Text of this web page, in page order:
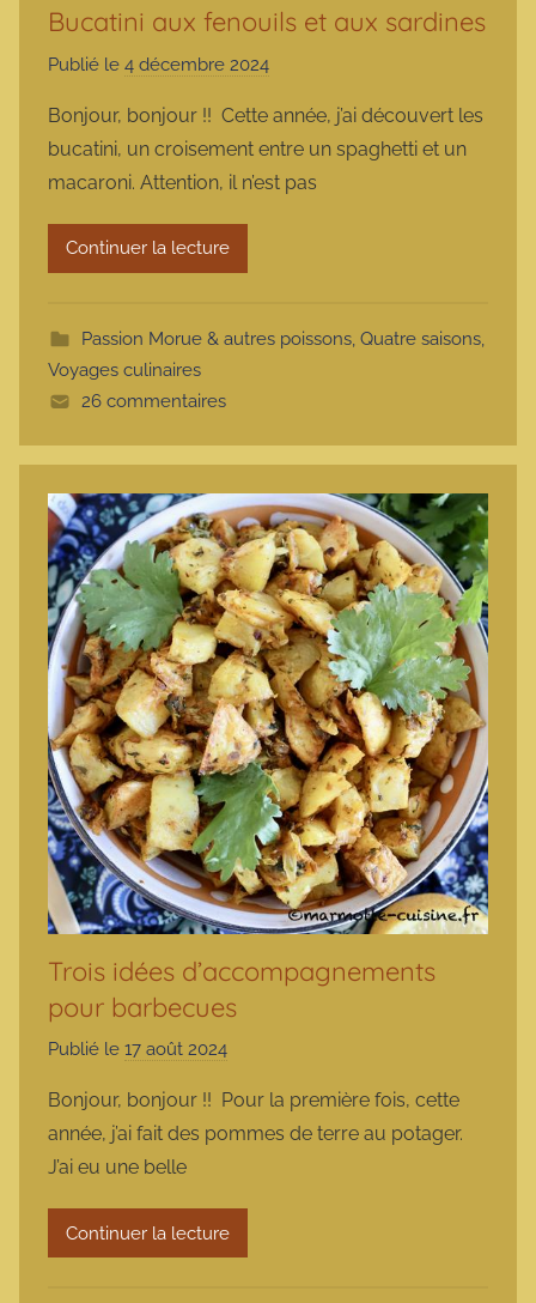
Bucatini aux fenouils et aux sardines
Publié le 4 décembre 2024
r
m
a
t
Bonjour, bonjour !! Cette année, j’ai découvert les
bucatini, un croisement entre un spaghetti et un
macaroni. Attention, il n’est pas
Continuer la lecture
Passion Morue & autres poissons, Quatre saisons,
Voyages culinaires
26 commentaires
Trois idées d’accompagnements
pour barbecues
Publié le 17 août 2024
m
r
m
Bonjour, bonjour !! Pour la première fois, cette
année, j’ai fait des pommes de terre au potager.
J’ai eu une belle
Continuer la lecture